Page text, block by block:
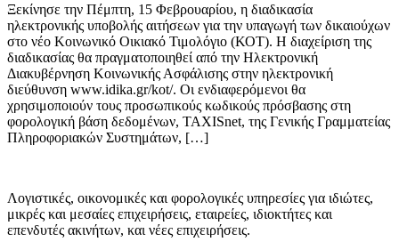
Ξεκίνησε την Πέμπτη, 15 Φεβρουαρίου, η διαδικασία
ηλεκτρονικής υποβολής αιτήσεων για την υπαγωγή των δικαιούχων
στο νέο Κοινωνικό Οικιακό Τιμολόγιο (ΚΟΤ). Η διαχείριση της
διαδικασίας θα πραγματοποιηθεί από την Ηλεκτρονική
Διακυβέρνηση Κοινωνικής Ασφάλισης στην ηλεκτρονική
διεύθυνση www.idika.gr/kot/. Οι ενδιαφερόμενοι θα
χρησιμοποιούν τους προσωπικούς κωδικούς πρόσβασης στη
φορολογική βάση δεδομένων, TAXISnet, της Γενικής Γραμματείας
Πληροφοριακών Συστημάτων, […]
Λογιστικές, οικονομικές και φορολογικές υπηρεσίες για ιδιώτες,
μικρές και μεσαίες επιχειρήσεις, εταιρείες, ιδιοκτήτες και
επενδυτές ακινήτων, και νέες επιχειρήσεις.